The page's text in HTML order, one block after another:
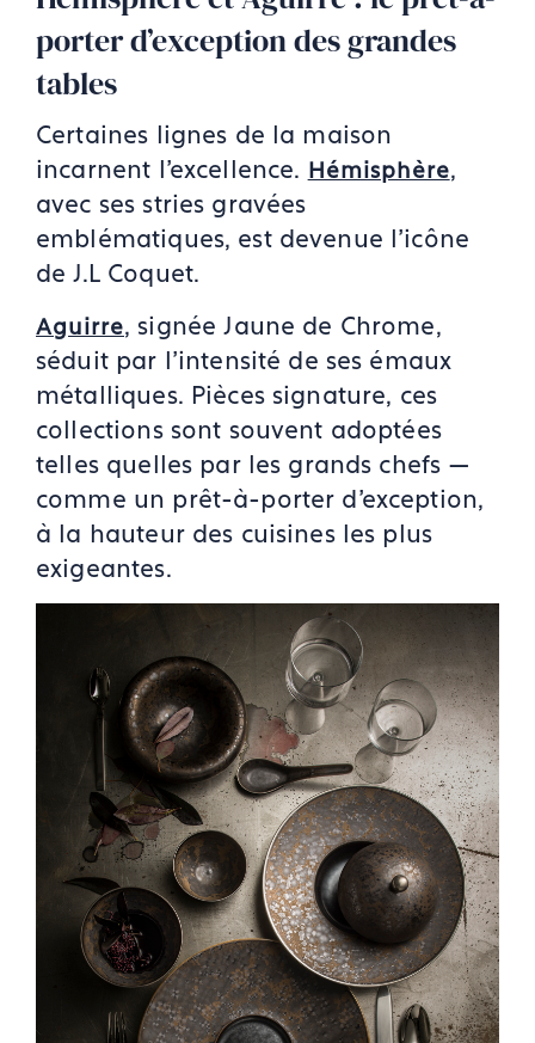
porter d’exception des grandes
tables
Certaines lignes de la maison
incarnent l’excellence. Hémisphère,
avec ses stries gravées
emblématiques, est devenue l’icône
de J.L Coquet.
Aguirre, signée Jaune de Chrome,
séduit par l’intensité de ses émaux
métalliques. Pièces signature, ces
collections sont souvent adoptées
telles quelles par les grands chefs —
comme un prêt-à-porter d’exception,
à la hauteur des cuisines les plus
exigeantes.